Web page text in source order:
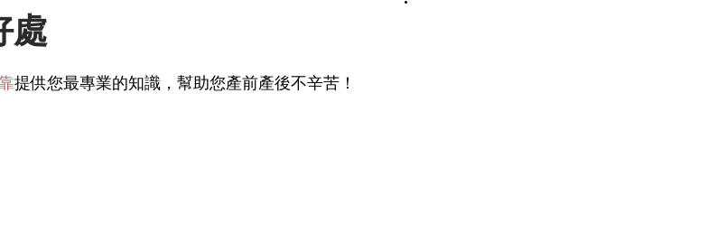
處
提供您最專業的知識，幫助您產前產後不辛苦！